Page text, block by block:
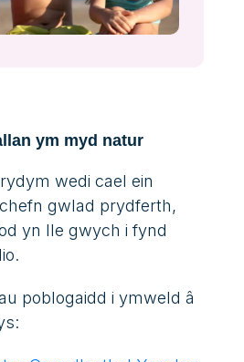
ym myd natur
wedi cael ein
gwlad prydferth,
yn lle gwych i fynd
poblogaidd i ymweld â